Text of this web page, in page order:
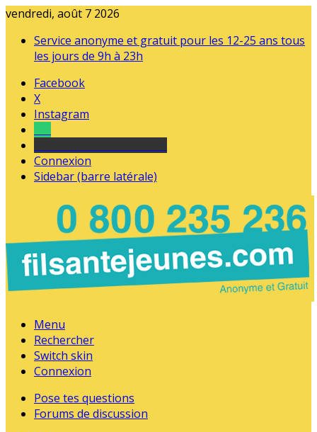
vendredi, août 7 2026
Service anonyme et gratuit pour les 12-25 ans tous
les jours de 9h à 23h
Facebook
X
Instagram
Connexion
Sidebar (barre latérale)
Menu
Rechercher
Switch skin
Connexion
Pose tes questions
Forums de discussion